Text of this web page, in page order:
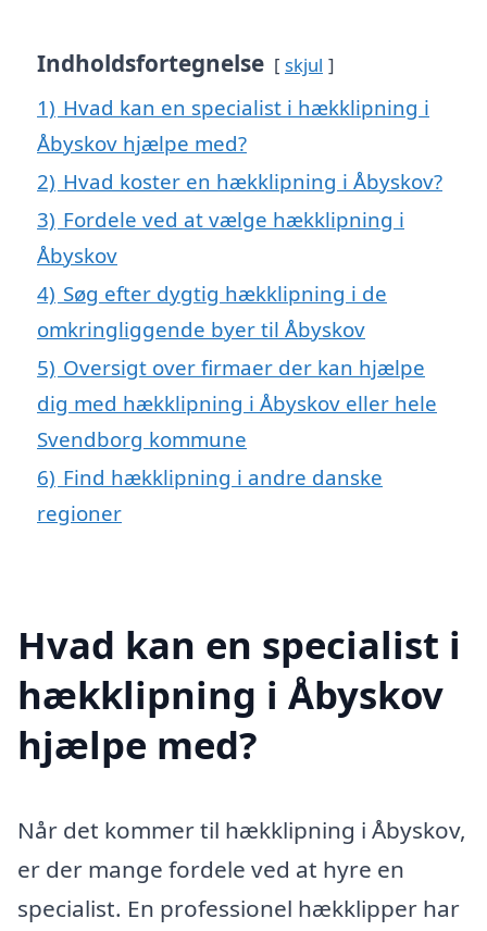
Indholdsfortegnelse skjul
1) Hvad kan en specialist i hækklipning i
Åbyskov hjælpe med?
2) Hvad koster en hækklipning i Åbyskov?
3) Fordele ved at vælge hækklipning i
Åbyskov
4) Søg efter dygtig hækklipning i de
omkringliggende byer til Åbyskov
5) Oversigt over firmaer der kan hjælpe
dig med hækklipning i Åbyskov eller hele
Svendborg kommune
6) Find hækklipning i andre danske
regioner
Hvad kan en specialist i
hækklipning i Åbyskov
hjælpe med?
Når det kommer til hækklipning i Åbyskov,
er der mange fordele ved at hyre en
specialist. En professionel hækklipper har